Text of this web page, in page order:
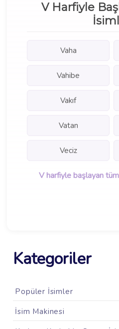
V Harfiyle
Vaha
Vahibe
Vakıf
Vatan
Veciz
V harfiyle başlayan
Kategoriler
Popüler İsimler
İsim Makinesi